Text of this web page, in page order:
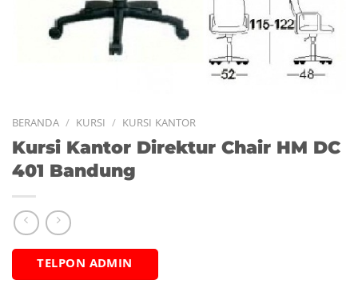
BERANDA / KURSI / KURSI KANTOR
Kursi Kantor Direktur Chair HM DC
401 Bandung
TELPON ADMIN